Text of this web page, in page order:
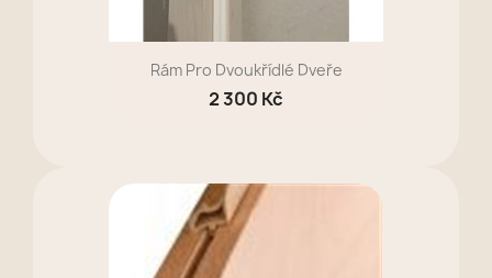
Rám Pro Dvoukřídlé Dveře
2 300 Kč